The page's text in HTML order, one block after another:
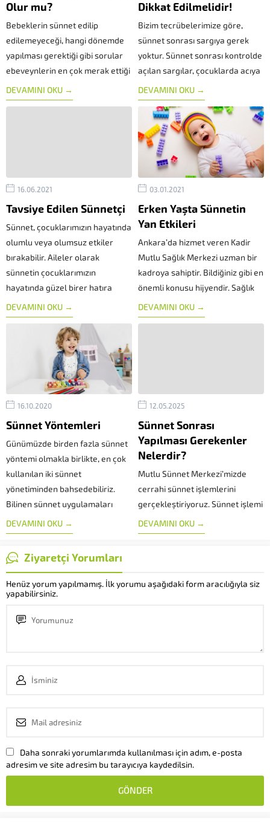
Olur mu?
Bebeklerin sünnet edilip
edilemeyeceği, hangi dönemde
yapılması gerektiği gibi sorular
ebeveynlerin en çok merak ettiği
konuların başında gelmektedir.
Yenidoğan dönemi sünnet için
DEVAMINI OKU →
Dikkat Edilmelidir!
Bizim tecrübelerimize göre,
sünnet sonrası sargıya gerek
yoktur. Sünnet sonrası kontrolde
açılan sargılar, çocuklarda acıya
ve korkuya neden olduğu için
yerimizde uygulanmamaktadır.
Sünnet sonrası, özellikle ilk gün
düzenli uygulanması gereken
uzman hekim tarafından verilen
ağrı...
DEVAMINI OKU →
16.06.2021
Tavsiye Edilen Sünnetçi
Sünnet, çocuklarımızın hayatında
olumlu veya olumsuz etkiler
bırakabilir. Aileler olarak
sünnetin çocuklarımızın
hayatında güzel birer hatıra
olarak kalmasını isteriz. Hiç
birimiz bu durumun tramvatik bir
şekilde gerçekleşmesini
istemeyiz. Bunun için de
yapmamız gereken ilk şey...
DEVAMINI OKU →
03.01.2021
Erken Yaşta Sünnetin
Yan Etkileri
Ankara’da hizmet veren Kadir
Mutlu Sağlık Merkezi uzman bir
kadroya sahiptir. Bildiğiniz gibi en
önemli konusu hijyendir. Sağlık
koşullarına standartlara uygun
olarak profesyoneller tarafından
DEVAMINI OKU →
16.10.2020
Sünnet Yöntemleri
Günümüzde birden fazla sünnet
yöntemi olmakla birlikte, en çok
kullanılan iki sünnet
yönetiminden bahsedebiliriz.
Bilinen sünnet uygulamaları
arasında en sık kullanılan cerrahi
sünnet ve klipsli sünnettir. Her iki
Yani sünnet derisi...
DEVAMINI OKU →
12.05.2025
Sünnet Sonrası
Yapılması Gerekenler
Nelerdir?
Mutlu Sünnet Merkezi’mizde
cerrahi sünnet işlemlerini
gerçekleştiriyoruz. Sünnet işlemi
öncesi olduğu gibi sonrasında da
dikkat edilmesi gerekenler
sorunsuz geçmesi için yapılması
DEVAMINI OKU →
Ziyaretçi Yorumları
Henüz yorum yapılmamış. İlk yorumu aşağıdaki form aracılığıyla siz
yapabilirsiniz.
Daha sonraki yorumlarımda kullanılması için adım, e-posta
adresim ve site adresim bu tarayıcıya kaydedilsin.